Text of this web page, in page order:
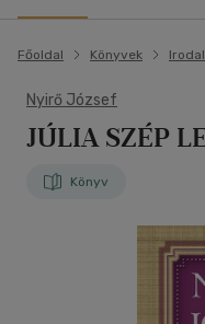
Főoldal Könyvek
Nyirő József
JÚLIA SZÉP
Könyv